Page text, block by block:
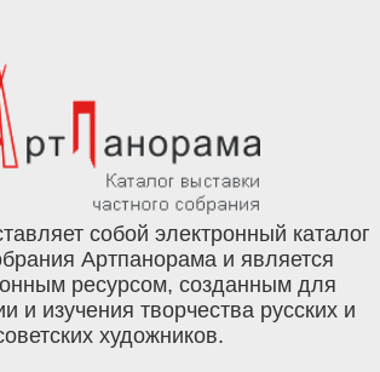
собой электронный каталог
Артпанорама и является
ресурсом, созданным для
и изучения творчества русских и
художников.